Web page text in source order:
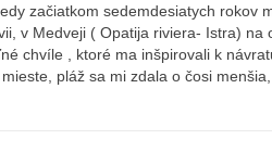
začiatkom sedemdesiatych rokov
v Medveji ( Opatija riviera- Istra) na
chvíle , ktoré ma inšpirovali k
pláž sa mi zdala o čosi